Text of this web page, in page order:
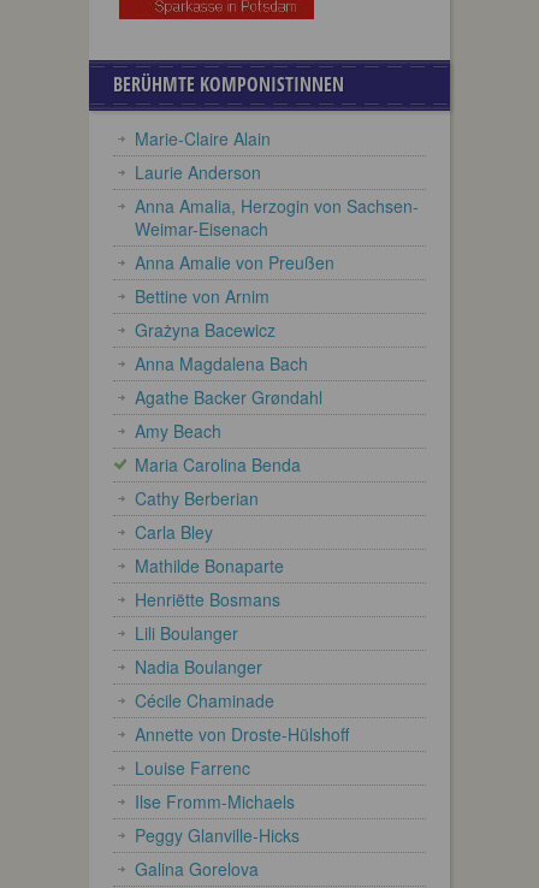
BERÜHMTE KOMPONISTINNEN
Marie-Claire Alain
Laurie Anderson
Anna Amalia, Herzogin von Sachsen-
Weimar-Eisenach
Anna Amalie von Preußen
Bettine von Arnim
Grażyna Bacewicz
Anna Magdalena Bach
Agathe Backer Grøndahl
Amy Beach
Maria Carolina Benda
Cathy Berberian
Carla Bley
Mathilde Bonaparte
Henriëtte Bosmans
Lili Boulanger
Nadia Boulanger
Cécile Chaminade
Annette von Droste-Hülshoff
Louise Farrenc
Ilse Fromm-Michaels
Peggy Glanville-Hicks
Galina Gorelova